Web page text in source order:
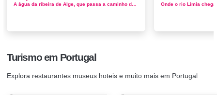
Turismo em Portugal
Explora restaurantes museus hoteis e muito mais em Portugal